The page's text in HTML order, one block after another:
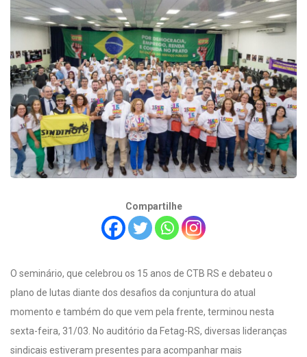
Compartilhe
O seminário, que celebrou os 15 anos de CTB RS e debateu o
plano de lutas diante dos desafios da conjuntura do atual
momento e também do que vem pela frente, terminou nesta
sexta-feira, 31/03. No auditório da Fetag-RS, diversas lideranças
sindicais estiveram presentes para acompanhar mais